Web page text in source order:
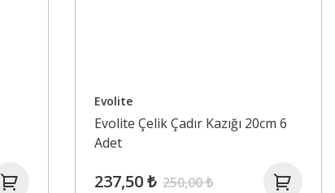
Evolite
Evolite Çelik Çadır Kazığı 20cm 6
Adet
237,50 ₺ 250,00 ₺